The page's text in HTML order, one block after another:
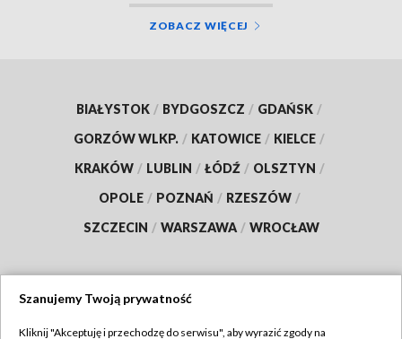
ZOBACZ WIĘCEJ
BIAŁYSTOK / BYDGOSZCZ / GDAŃSK /
GORZÓW WLKP. / KATOWICE / KIELCE /
KRAKÓW / LUBLIN / ŁÓDŹ / OLSZTYN /
OPOLE / POZNAŃ / RZESZÓW /
SZCZECIN / WARSZAWA / WROCŁAW
Szanujemy Twoją prywatność
Kliknij "Akceptuję i przechodzę do serwisu", aby wyrazić zgody na